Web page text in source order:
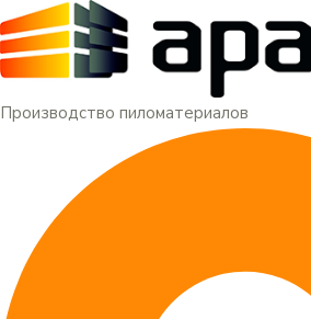
Производство пиломатериалов
Меню
Перейти
к
содержимому